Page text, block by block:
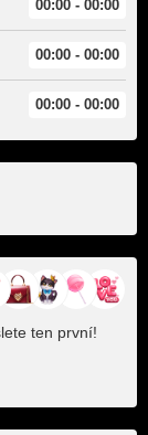
00:00 - 00:00
00:00 - 00:00
00:00 - 00:00
ten první!